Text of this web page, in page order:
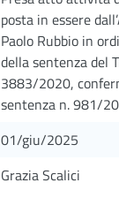
posta in essere
Paolo Rubbio in
della sentenza del
3883/2020,
sentenza n. 981/
01/giu/2025
Grazia Scalici